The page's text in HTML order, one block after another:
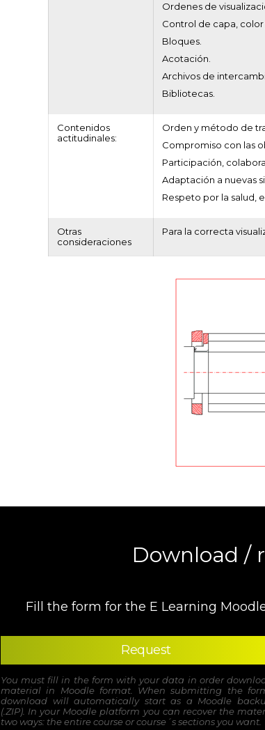
Ordenes de
Control de capa, color
Bloques.
Acotación.
Archivos de
Bibliotecas.
Contenidos
actitudinales:
Orden y método de
Compromiso con las
Participación,
Adaptación a nuevas
Respeto por la salud,
Otras
consideraciones
Para la correcta
Download /
Fill the form for the E Learning
Request
You must fill in the form with your data in order
material in Moodle format. When submitting the
download will automatically start as a Moodle
(.ZIP). In your Moodle platform you can recover the
two ways: the entire course or course´s sections you want.